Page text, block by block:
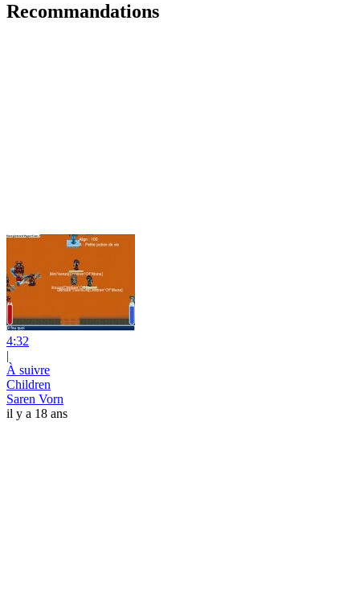
Recommandations
4:32
|
À suivre
Children
Saren Vorn
il y a 18 ans